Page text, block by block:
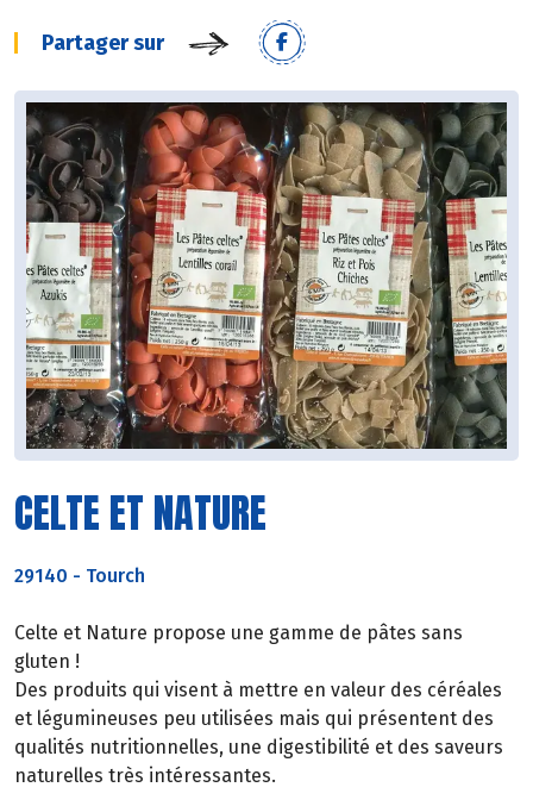
Partager sur
CELTE ET NATURE
29140 - Tourch
Celte et Nature propose une gamme de pâtes sans
gluten !
Des produits qui visent à mettre en valeur des céréales
et légumineuses peu utilisées mais qui présentent des
qualités nutritionnelles, une digestibilité et des saveurs
naturelles très intéressantes.